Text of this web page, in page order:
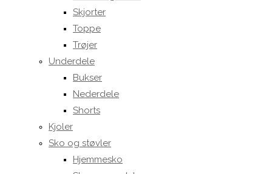
Skjorter
Toppe
Trøjer
Underdele
Bukser
Nederdele
Shorts
Kjoler
Sko og støvler
Hjemmesko